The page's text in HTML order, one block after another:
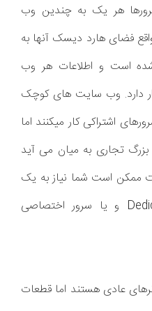
هر یک به چندین وب
فضای هارد دیسک آنها به
است و اطلاعات هر وب
دارد. وب سایت های کوچک
اشتراکی کار میکنند اما
تجاری به میان می آید
ممکن است شما نیاز به یک
سرور اختصاصی Dedicate Server و یا سرور اختصاصی
عادی هستند اما قطعات